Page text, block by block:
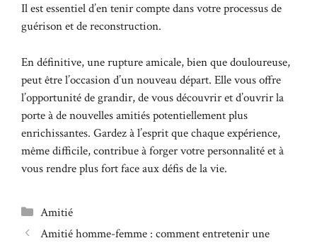
Il est essentiel d’en tenir compte dans votre processus de
guérison et de reconstruction.
En définitive, une rupture amicale, bien que douloureuse,
peut être l’occasion d’un nouveau départ. Elle vous offre
l’opportunité de grandir, de vous découvrir et d’ouvrir la
porte à de nouvelles amitiés potentiellement plus
enrichissantes. Gardez à l’esprit que chaque expérience,
même difficile, contribue à forger votre personnalité et à
vous rendre plus fort face aux défis de la vie.
Catégories
Amitié
Amitié homme-femme : comment entretenir une